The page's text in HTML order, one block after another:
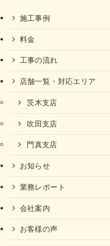
施工事例
料金
工事の流れ
店舗一覧・対応エリア
茨木支店
吹田支店
門真支店
お知らせ
業務レポート
会社案内
お客様の声